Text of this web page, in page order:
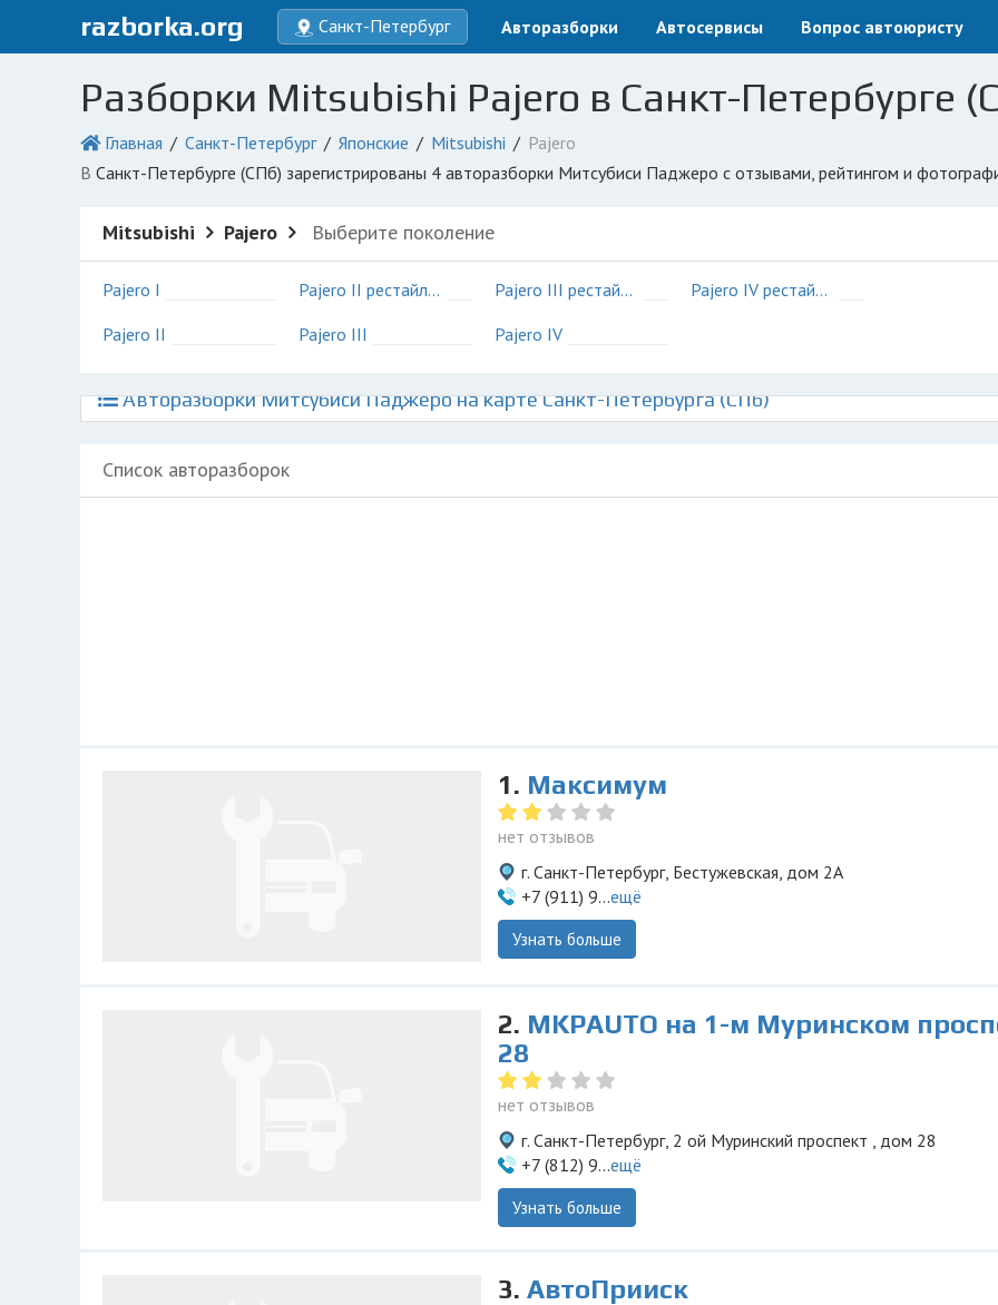
razborka.org Санкт-Петербург Авторазборки Автосервисы Вопрос автоюристу
Разборки Mitsubishi Pajero в Санкт-Петербурге
Главная Санкт-Петербург Японские Mitsubishi
Pajero
в Санкт-Петербурге (СПб) зарегистрированы 4 авторазборки Митсубиси Паджеро с отзывами, рейтингом и
Mitsubishi Pajero Выберите поколение
Pajero I
Pajero II
Pajero II рестайлинг
Pajero III
Pajero III рестайлинг
Pajero IV
Pajero IV рестайлинг
Авторазборки Митсубиси Паджеро на карте Санкт-Петербурга (СПб)
Список авторазборок
1. Максимум
нет отзывов
г. Санкт-Петербург, Бестужевская, дом 2А
+7 (911) 9...ещё
Узнать больше
2. MKPAUTO на 1-м Муринском
28
нет отзывов
г. Санкт-Петербург, 2 ой Муринский проспект , дом 28
+7 (812) 9...ещё
Узнать больше
3. АвтоПрииск